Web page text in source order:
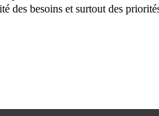
des besoins et surtout des